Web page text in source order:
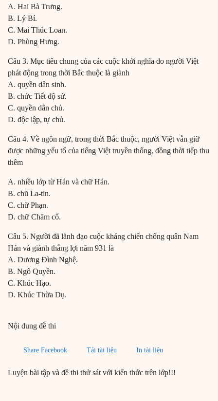
A. Hai Bà Trưng.
B. Lý Bí.
C. Mai Thúc Loan.
D. Phùng Hưng.
Câu 3. Mục tiêu chung của các cuộc khởi nghĩa do người Việt
phát động trong thời Bắc thuộc là giành
A. quyền dân sinh.
B. chức Tiết độ sứ.
C. quyền dân chủ.
D. độc lập, tự chủ.
Câu 4. Về ngôn ngữ, trong thời Bắc thuộc, người Việt vẫn giữ
được những yếu tố của tiếng Việt truyền thống, đồng thời tiếp thu
thêm
A. nhiều lớp từ Hán và chữ Hán.
B. chũ La-tin.
C. chữ Phạn.
D. chữ Chăm cổ.
Câu 5. Người đã lãnh đạo cuộc kháng chiến chống quân Nam
Hán và giành thắng lợi năm 931 là
A. Dương Đình Nghệ.
B. Ngô Quyền.
C. Khúc Hạo.
D. Khúc Thừa Dụ.
Nội dung đề thi
Share Facebook Tải tài liệu In tài liệu
Luyện bài tập và đề thi thử sát với kiến thức trên lớp!!!